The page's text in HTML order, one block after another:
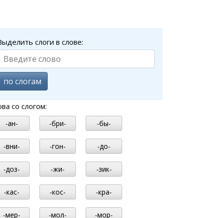
слоги в слове:
по слогам
со слогом:
-ан- -бри- -бы-
-вни- -гон- -до-
-доз- -жи- -зик-
-кас- -кос- -кра-
-мер- -мол- -мор-